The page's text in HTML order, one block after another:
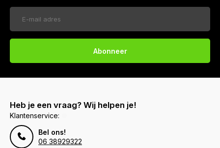
Abonneer
Heb je een vraag? Wij helpen je!
Klantenservice:
Bel ons!
06 38929322